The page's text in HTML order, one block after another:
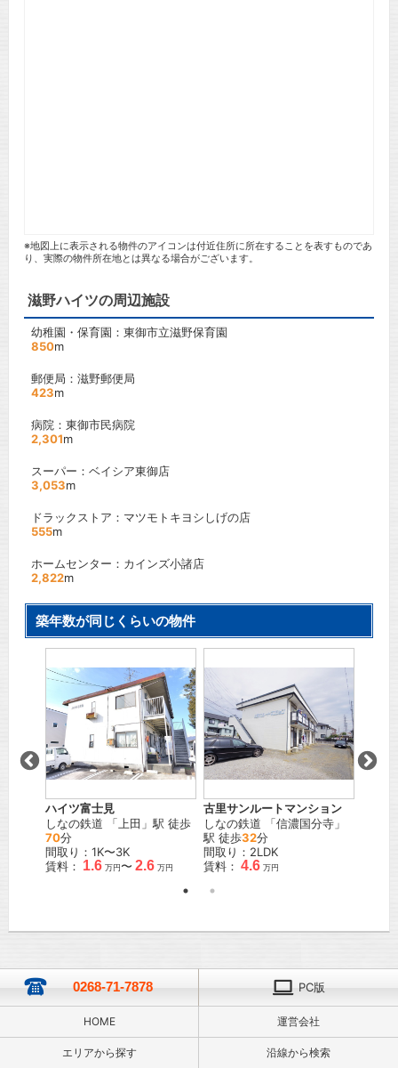
※地図上に表示される物件のアイコンは付近住所に所在することを表すものであ
り、実際の物件所在地とは異なる場合がございます。
滋野ハイツの周辺施設
幼稚園・保育園：東御市立滋野保育園
850m
郵便局：滋野郵便局
423m
病院：東御市民病院
2,301m
スーパー：ベイシア東御店
3,053m
ドラックストア：マツモトキヨシしげの店
555m
ホームセンター：カインズ小諸店
2,822m
築年数が同じくらいの物件
ハイツ富士見
しなの鉄道 「 上田 」駅 徒歩
70分
間取り：1K〜3K
賃料： 1.6 万円〜 2.6 万円
古里サンルートマンション
しなの鉄道 「信濃国分寺 」
駅 徒歩32分
間取り：2LDK
賃料： 4.6 万円
0268-71-7878 PC版
HOME 運営会社
エリアから探す 沿線から検索